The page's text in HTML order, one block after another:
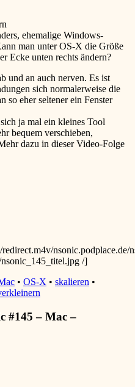
ehemalige Windows-
man unter OS-X die Größe
Ecke unten rechts ändern?
und an auch nerven. Es ist
sich normalerweise die
so eher seltener ein Fenster
ja mal ein kleines Tool
bequem verschieben,
dazu in dieser Video-Folge
/]
• OS-X • skalieren •
#145 – Mac –